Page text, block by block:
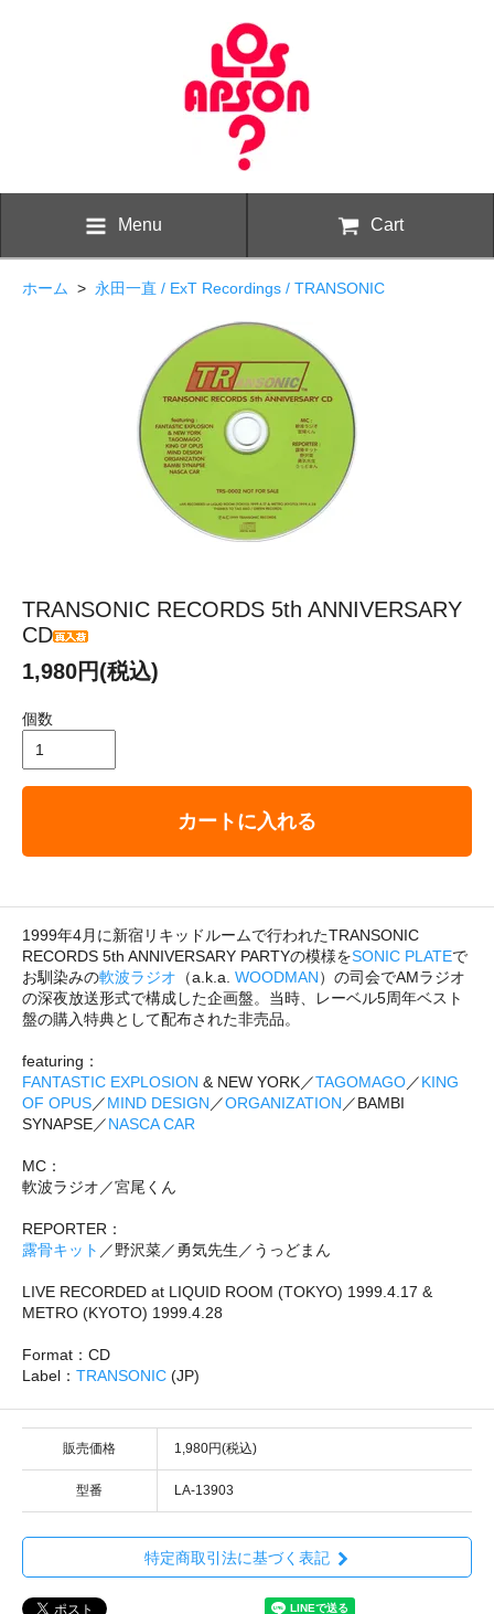
Menu Cart
ホーム > 永田一直 / ExT Recordings / TRANSONIC
TRANSONIC RECORDS 5th ANNIVERSARY
CD
1,980円(税込)
個数
カートに入れる
1999年4月に新宿リキッドルームで行われたTRANSONIC
RECORDS 5th ANNIVERSARY PARTYの模様をSONIC PLATEで
お馴染みの軟波ラジオ （a.k.a. WOODMAN）の司会でAMラジオ
の深夜放送形式で構成した企画盤。当時、レーベル5周年ベスト
盤の購入特典として配布された非売品。
featuring：
FANTASTIC EXPLOSION & NEW YORK／TAGOMAGO／KING
OF OPUS／MIND DESIGN ／ORGANIZATION ／BAMBI
SYNAPSE／NASCA CAR
MC：
軟波ラジオ／宮尾くん
REPORTER：
露骨キット ／野沢菜／勇気先生／うっどまん
LIVE RECORDED at LIQUID ROOM (TOKYO) 1999.4.17 &
METRO (KYOTO) 1999.4.28
Format：CD
Label： TRANSONIC (JP)
販売価格 1,980円(税込)
型番 LA-13903
特定商取引法に基づく表記